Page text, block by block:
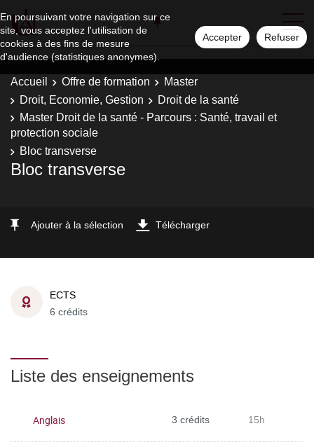
En poursuivant votre navigation sur ce
site, vous acceptez l'utilisation de
cookies à des fins de mesure
d'audience (statistiques anonymes).
Accepter Refuser
Accueil Offre de formation
Master
Droit, Economie, Gestion
Droit de la santé
Master Droit de la santé - Parcours : Santé, travail et
protection sociale
Bloc transverse
Bloc transverse
Ajouter à la sélection Télécharger
ECTS
6 crédits
Liste des enseignements
Anglais 3 crédits 15h